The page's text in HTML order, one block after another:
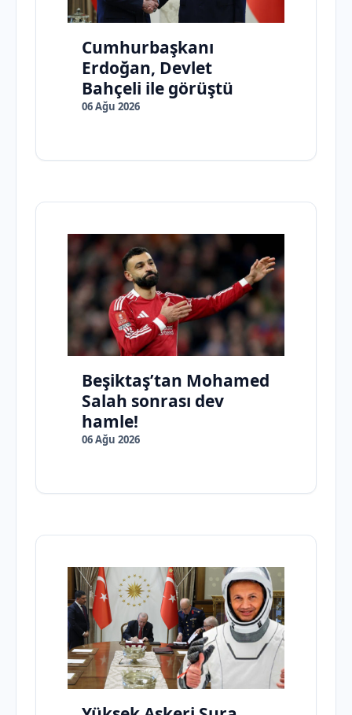
Cumhurbaşkanı
Erdoğan, Devlet
Bahçeli ile görüştü
06 Ağu 2026
Beşiktaş’tan Mohamed
Salah sonrası dev
hamle!
06 Ağu 2026